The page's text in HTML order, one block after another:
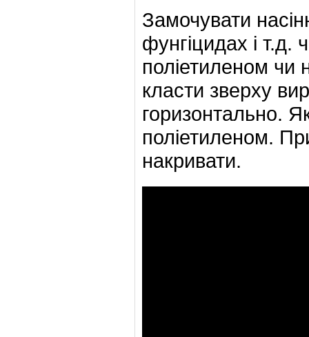
Замочувати
фунгіцидах і т.д.
поліетиленом чи
класти зверху
горизонтально.
поліетиленом.
накривати.